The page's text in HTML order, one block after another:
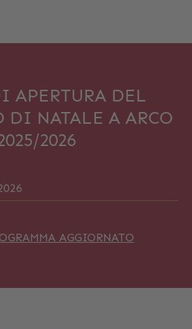
APERTURA DEL
DI NATALE A ARCO
2026
AGGIORNATO